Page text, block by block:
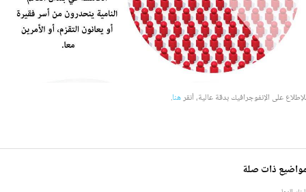
على الإنفوجرافيك بدقة عالية، أنقرهنا.
ذات صلة